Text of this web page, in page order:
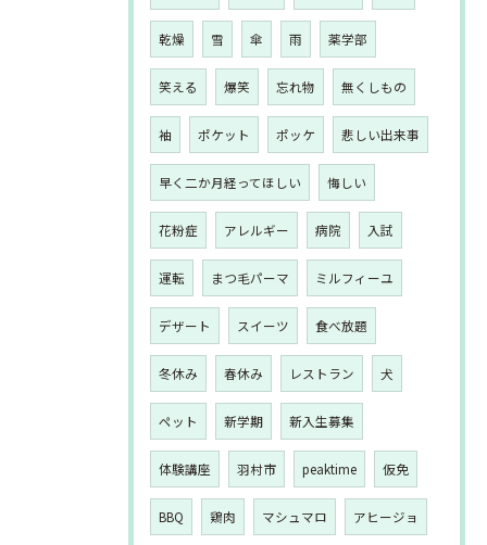
乾燥 雪 傘 雨 薬学部
笑える 爆笑 忘れ物 無くしもの
袖 ポケット ポッケ 悲しい出来事
早く二か月経ってほしい 悔しい
花粉症 アレルギー 病院 入試
運転 まつ毛パーマ ミルフィーユ
デザート スイーツ 食べ放題
冬休み 春休み レストラン 犬
ペット 新学期 新入生募集
体験講座 羽村市 peaktime 仮免
BBQ 鶏肉 マシュマロ アヒージョ